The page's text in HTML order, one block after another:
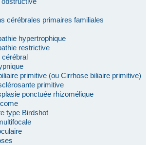
cérébrales primaires familiales
hypertrophique
restrictive
primitive (ou Cirrhose biliaire primitive)
primitive
ponctuée rhizomélique
type Birdshot